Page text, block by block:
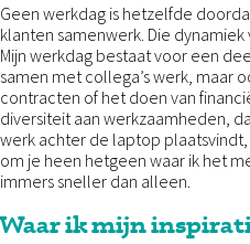
Geen werkdag is hetzelfde
klanten samenwerk. Die
Mijn werkdag bestaat voor een
samen met collega’s werk, maar
contracten of het doen van
diversiteit aan werkzaamheden,
werk achter de laptop
om je heen hetgeen waar ik het
immers sneller dan alleen.
Waar ik mijn